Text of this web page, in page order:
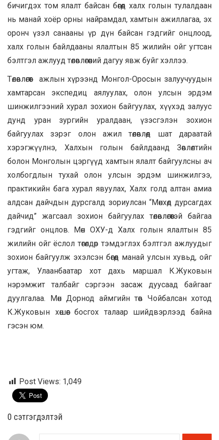
бичигдэх том ялалт байсан бөгөөд халх голын тулалдаан
нь манай хоёр орны найрамдал, хамтын ажиллагаа, эх
оронч үзэл санааны үр дүн байсан гэдгийг онцлоод,
халх голын байлдааны ялалтын 85 жилийн ойг угтсан
бэлтгэл ажлууд төлөвлөгөөний дагуу явж буйг хэллээ.
Төлөвлөгөөт ажлын хүрээнд Монгол-Оросын залуучуудын
хамтарсан экспедиц аялуулах, олон улсын эрдэм
шинжилгээний хурал зохион байгуулах, хүүхэд залуус
дунд уран зургийн уралдаан, үзэсгэлэн зохион
байгуулах зэрэг олон ажил төлөвлөөд шат дараатай
хэрэгжүүлнэ, Халхын голын байлдаанд Зөвлөлтийн
болон Монголын цэргүүд хамтын ялалт байгуулсны ач
холбогдлын тухай олон улсын эрдэм шинжилгээ,
практикийн бага хурал явуулах, Халх голд алтан амиа
алдсан дайчдын дурсгалд зориулсан “Мөнхөд дурсагдах
дайчид” жагсаал зохион байгуулах төлөвлөгөөтэй байгаа
гэдгийг онцлов. Мөн ОХУ-д Халх голын ялалтын 85
жилийн ойг ёслол төгөлдөр тэмдэглэх бэлтгэл ажлуудыг
зохион байгуулж эхэлсэн бөгөөд манай улсын хувьд, ойг
угтаж, Улаанбаатар хот дахь маршал К.Жуковын
нэрэмжит талбайг сэргээн засаж дуусаад байгааг
дуулгалаа. Мөн Дорнод аймгийн төв Чойбалсан хотод
К.Жуковын хөшөөг босгох талаар шийдвэрлээд байна
гэсэн юм.
Post Views: 1,049
0 cэтгэгдэлтэй